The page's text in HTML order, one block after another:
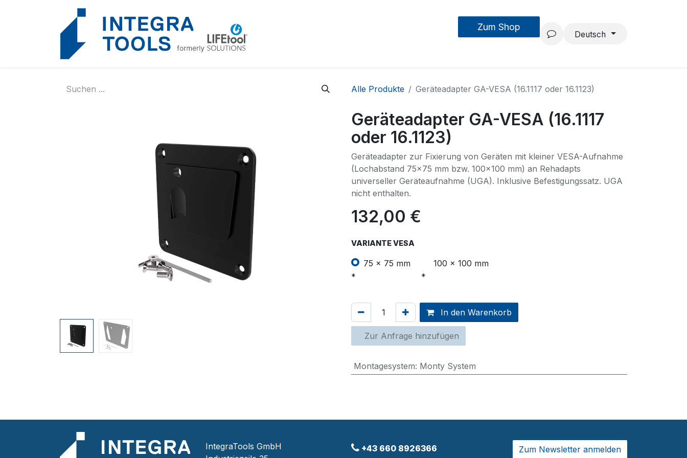
IntegraMouseAIR Forschung & Entwicklung
Zum Shop
Deutsch
Alle Produkte Geräteadapter GA-VESA (16.1117 oder 16.1123)
Geräteadapter GA-VESA (16.1117
oder 16.1123)
Geräteadapter zur Fixierung von Geräten mit kleiner VESA-Aufnahme
(Lochabstand 75x75 mm bzw. 100x100 mm) an Rehadapts
universeller Geräteaufnahme (UGA). Inklusive Befestigungssatz. UGA
nicht enthalten.
132,00 €
VARIANTE VESA
75 x 75 mm 100 x 100 mm
In den Warenkorb
Zur Anfrage hinzufügen
Montagesystem: Monty System
IntegraTools GmbH
+43 660 8926366 Zum Newsletter a​​​​nmelden
Cookie-Einstellungen